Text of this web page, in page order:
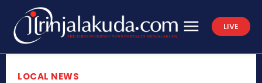
LIVE
LOCAL NEWS